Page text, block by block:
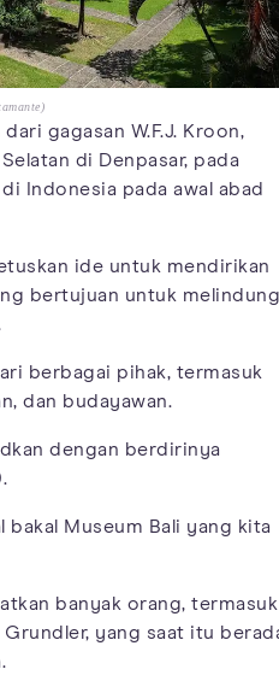
gagasan W.F.J. Kroon,
di Denpasar, pada
Indonesia pada awal abad
ide untuk mendirikan
bertujuan untuk
berbagai pihak, termasuk
dan budayawan.
dengan berdirinya
Museum Bali yang kita
banyak orang, termasuk
yang saat itu